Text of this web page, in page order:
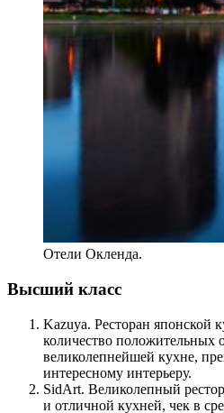
Отели Окленда.
Высший класс
Kazuya. Ресторан японской
количество положительных
великолепнейшей кухне,
интересному интерьеру.
SidArt. Великолепный
и отличной кухней, чек в